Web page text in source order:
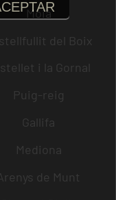
Moià
del Boix
i la Gornal
Puig-reig
Gallifa
Mediona
de Munt